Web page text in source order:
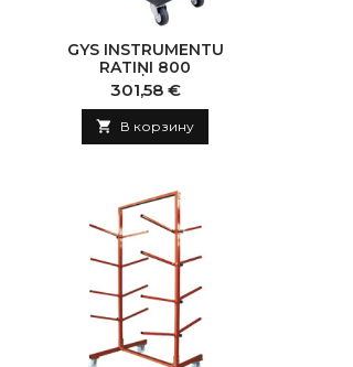
GYS INSTRUMENTU
RATIŅI 800
Цена
301,58 €
 В корзину